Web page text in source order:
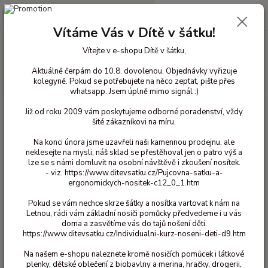
Hledat
+420 603 818 836
0 Kč
- Amsterdam aqua 4,6m
Hoppediz - Amsterdam aqua
4,6m
Ohodnotit produkt
Vítáme Vás v Dítě v šátku!
Vítejte v e-shopu Dítě v šátku,
Aktuálně čerpám do 10.8. dovolenou. Objednávky vyřizuje
kolegyně. Pokud se potřebujete na něco zeptat, pište přes
whatsapp. Jsem úplně mimo signál :)
Již od roku 2009 vám poskytujeme odborné poradenství, vždy
šité zákazníkovi na míru.
Na konci února jsme uzavřeli naši kamennou prodejnu, ale
neklesejte na mysli, náš sklad se přestěhoval jen o patro výš a
lze se s námi domluvit na osobní návštěvě i zkoušení nosítek.
- viz. https://www.ditevsatku.cz/Pujcovna-satku-a-
ergonomickych-nositek-c12_0_1.htm
Pokud se vám nechce skrze šátky a nosítka vartovat k nám na
Letnou, rádi vám základní nosiči pomůcky předvedeme i u vás
doma a zasvětíme vás do tajů nošení dětí.
https://www.ditevsatku.cz/Individualni-kurz-noseni-deti-d9.htm
Na našem e-shopu naleznete kromě nosičích pomůcek i látkové
plenky, dětské oblečení z biobavlny a merina, hračky, drogerii,